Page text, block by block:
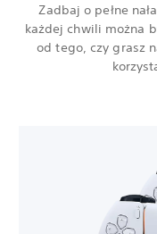
Zadbaj o pełne
każdej chwili można
od tego, czy grasz